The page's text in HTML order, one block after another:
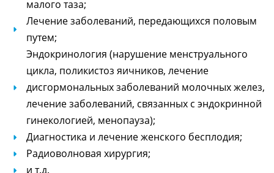
малого таза;
Лечение заболеваний, передающихся половым
путем;
Эндокринология (нарушение менструального
цикла, поликистоз яичников, лечение
дисгормональных заболеваний молочных желез,
лечение заболеваний, связанных с эндокринной
гинекологией, менопауза);
Диагностика и лечение женского бесплодия;
Радиоволновая хирургия;
и т.д.